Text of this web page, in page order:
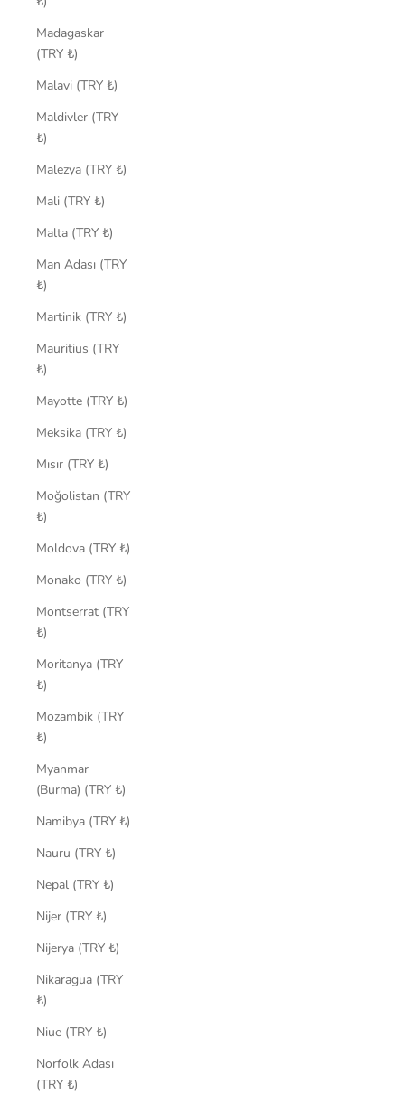
Madagaskar
(TRY ₺)
Malavi (TRY ₺)
Maldivler (TRY
₺)
Malezya (TRY ₺)
Mali (TRY ₺)
Malta (TRY ₺)
Man Adası (TRY
₺)
Martinik (TRY ₺)
Mauritius (TRY
₺)
Mayotte (TRY ₺)
Meksika (TRY ₺)
Mısır (TRY ₺)
Moğolistan (TRY
₺)
Moldova (TRY ₺)
Monako (TRY ₺)
Montserrat (TRY
₺)
Moritanya (TRY
₺)
Mozambik (TRY
₺)
Myanmar
(Burma) (TRY ₺)
Namibya (TRY ₺)
Nauru (TRY ₺)
Nepal (TRY ₺)
Nijer (TRY ₺)
Nijerya (TRY ₺)
Nikaragua (TRY
₺)
Niue (TRY ₺)
Norfolk Adası
(TRY ₺)